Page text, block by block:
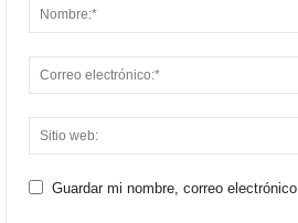
Guardar mi nombre, correo